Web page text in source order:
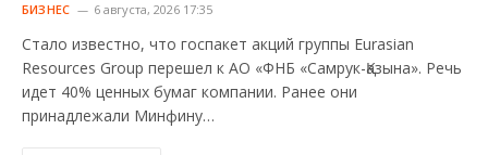
БИЗНЕС 6 августа, 2026 17:35
Стало известно, что госпакет акций группы Eurasian
Resources Group перешел к АО «ФНБ «Самрук-Қазына». Речь
идет 40% ценных бумаг компании. Ранее они
принадлежали Минфину…